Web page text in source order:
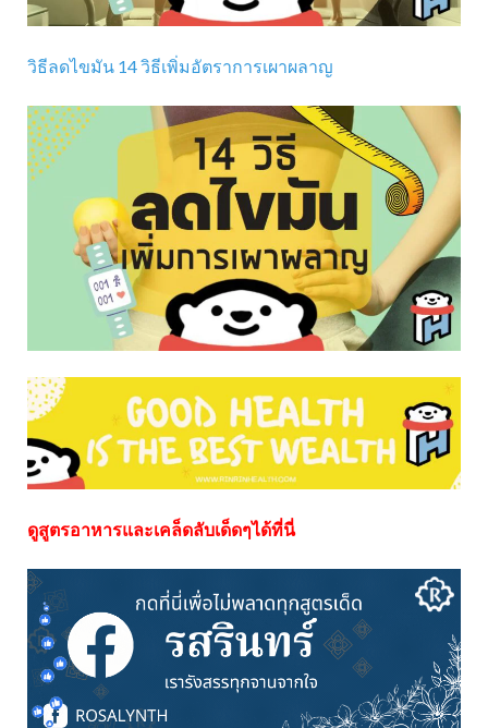
วิธีลดไขมัน 14 วิธีเพิ่มอัตราการเผาผลาญ
ดูสูตรอาหารและเคล็ดลับเด็ดๆได้ที่นี่